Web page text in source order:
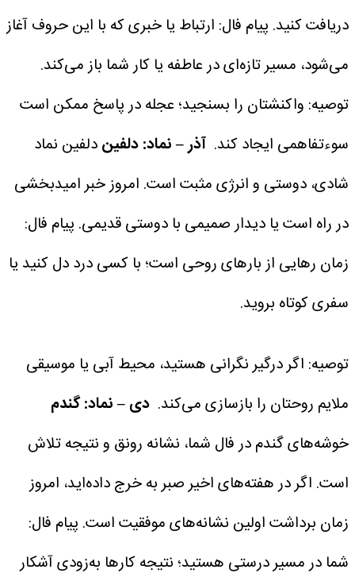
دریافت کنید. پیام فال: ارتباط یا خبری که با این حروف آغاز
می‌شود، مسیر تازه‌ای در عاطفه یا کار شما باز می‌کند.
توصیه: واکنشتان را بسنجید؛ عجله در پاسخ ممکن است
سوءتفاهمی ایجاد کند. آذر – نماد: دلفیندلفین نماد
شادی، دوستی و انرژی مثبت است. امروز خبر امیدبخشی
در راه است یا دیدار صمیمی با دوستی قدیمی. پیام فال:
زمان رهایی از بارهای روحی است؛ با کسی درد دل کنید یا
سفری کوتاه بروید.
توصیه: اگر درگیر نگرانی هستید، محیط آبی یا موسیقی
ملایم روحتان را بازسازی می‌کند. دی – نماد: گندم
خوشه‌های گندم در فال شما، نشانه رونق و نتیجه تلاش
است. اگر در هفته‌های اخیر صبر به خرج داده‌اید، امروز
زمان برداشت اولین نشانه‌های موفقیت است. پیام فال:
شما در مسیر درستی هستید؛ نتیجه کارها به‌زودی آشکار